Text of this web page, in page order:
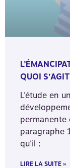
QUOI
L’étude en
permanente
paragraphe
qu’il :
LIRE LA SUITE »